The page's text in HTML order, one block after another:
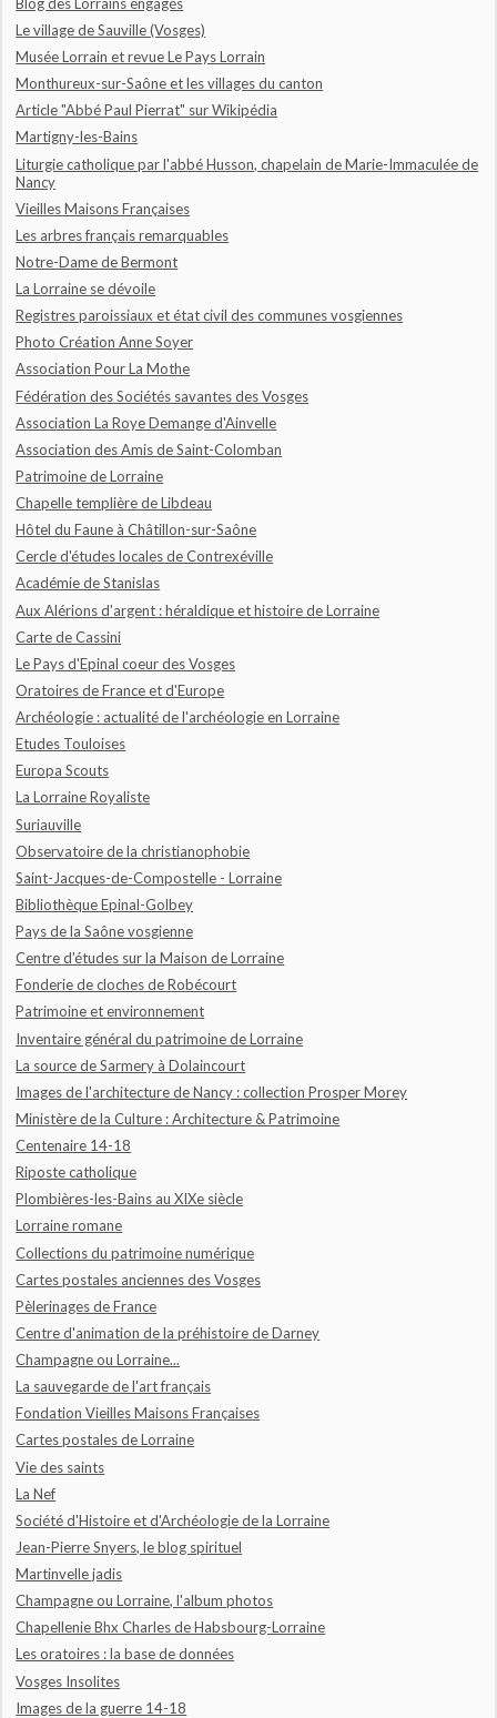
Le village de Sauville (Vosges)
Musée Lorrain et revue Le Pays Lorrain
Monthureux-sur-Saône et les villages du canton
Article "Abbé Paul Pierrat" sur Wikipédia
Martigny-les-Bains
Liturgie catholique par l'abbé Husson, chapelain de Marie-Immaculée de
Nancy
Vieilles Maisons Françaises
Les arbres français remarquables
Notre-Dame de Bermont
La Lorraine se dévoile
Registres paroissiaux et état civil des communes vosgiennes
Photo Création Anne Soyer
Association Pour La Mothe
Fédération des Sociétés savantes des Vosges
Association La Roye Demange d'Ainvelle
Association des Amis de Saint-Colomban
Patrimoine de Lorraine
Chapelle templière de Libdeau
Hôtel du Faune à Châtillon-sur-Saône
Cercle d'études locales de Contrexéville
Académie de Stanislas
Aux Alérions d'argent : héraldique et histoire de Lorraine
Carte de Cassini
Le Pays d'Epinal coeur des Vosges
Oratoires de France et d'Europe
Archéologie : actualité de l'archéologie en Lorraine
Etudes Touloises
Europa Scouts
La Lorraine Royaliste
Suriauville
Observatoire de la christianophobie
Saint-Jacques-de-Compostelle - Lorraine
Bibliothèque Epinal-Golbey
Pays de la Saône vosgienne
Centre d'études sur la Maison de Lorraine
Fonderie de cloches de Robécourt
Patrimoine et environnement
Inventaire général du patrimoine de Lorraine
La source de Sarmery à Dolaincourt
Images de l'architecture de Nancy : collection Prosper Morey
Ministère de la Culture : Architecture & Patrimoine
Centenaire 14-18
Riposte catholique
Plombières-les-Bains au XIXe siècle
Lorraine romane
Collections du patrimoine numérique
Cartes postales anciennes des Vosges
Pèlerinages de France
Centre d'animation de la préhistoire de Darney
Champagne ou Lorraine...
La sauvegarde de l'art français
Fondation Vieilles Maisons Françaises
Cartes postales de Lorraine
Vie des saints
La Nef
Société d'Histoire et d'Archéologie de la Lorraine
Jean-Pierre Snyers, le blog spirituel
Martinvelle jadis
Champagne ou Lorraine, l'album photos
Chapellenie Bhx Charles de Habsbourg-Lorraine
Les oratoires : la base de données
Vosges Insolites
Images de la guerre 14-18